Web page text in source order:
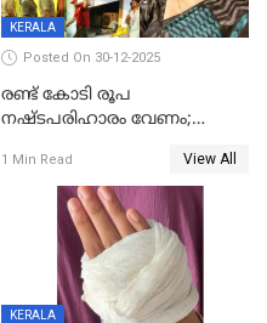
KERALA
Posted On 30-12-2025
രണ്ട് കോടി രൂപ
നഷ്ടപരിഹാരം വേണം;
നോട്ടീസയച്ച് ഉമാ തോമസ്
1 Min Read View All
KERALA